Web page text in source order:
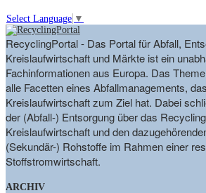
Select Language ▼
RecyclingPortal - Das Portal für Abfall,
Kreislaufwirtschaft und Märkte ist ein
Fachinformationen aus Europa. Das
alle Facetten eines Abfallmanagements,
Kreislaufwirtschaft zum Ziel hat. Dabei
der (Abfall-) Entsorgung über das
Kreislaufwirtschaft und den
(Sekundär-) Rohstoffe im Rahmen einer
Stoffstromwirtschaft.
ARCHIV